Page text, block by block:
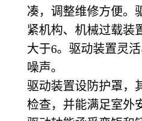
凑，调整维修方便。
紧机构、机械过载装
大于6。驱动装置灵
噪声。
驱动装置设防护罩，
检查，并能满足室外